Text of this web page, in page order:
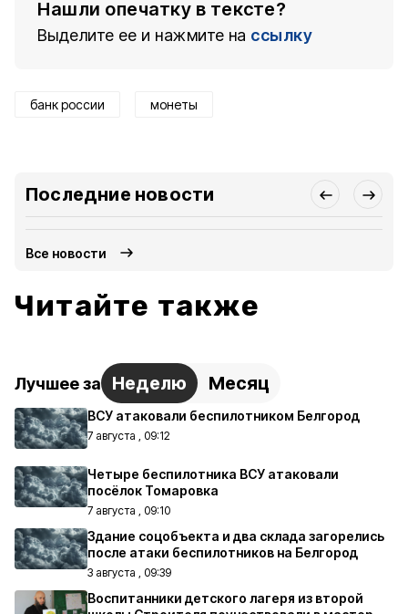
Нашли опечатку в тексте?
Выделите ее и нажмите на ссылку
банк россии монеты
Последние новости
Все новости
Читайте также
Лучшее за Неделю Месяц
ВСУ атаковали беспилотником Белгород
7 августа , 09:12
Четыре беспилотника ВСУ атаковали
посёлок Томаровка
7 августа , 09:10
Здание соцобъекта и два склада загорелись
после атаки беспилотников на Белгород
3 августа , 09:39
Воспитанники детского лагеря из второй